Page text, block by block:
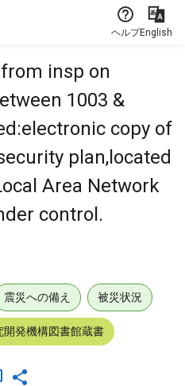
ヘルプEnglish
insp on
1003 &
copy of
plan,located
Area Network
control.
震災への備え 被災状況
開発機構図書館蔵書